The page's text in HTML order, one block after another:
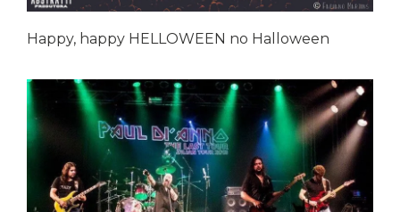
Happy, happy HELLOWEEN no Halloween